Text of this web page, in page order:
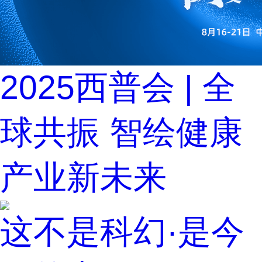
2025西普会 | 全
球共振 智绘健康
产业新未来
这不是科幻·是今